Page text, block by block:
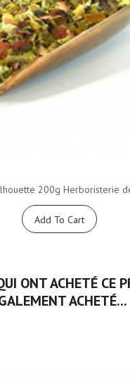
200g Herboristerie
Add To Cart
ONT ACHETÉ CE
ACHETÉ...